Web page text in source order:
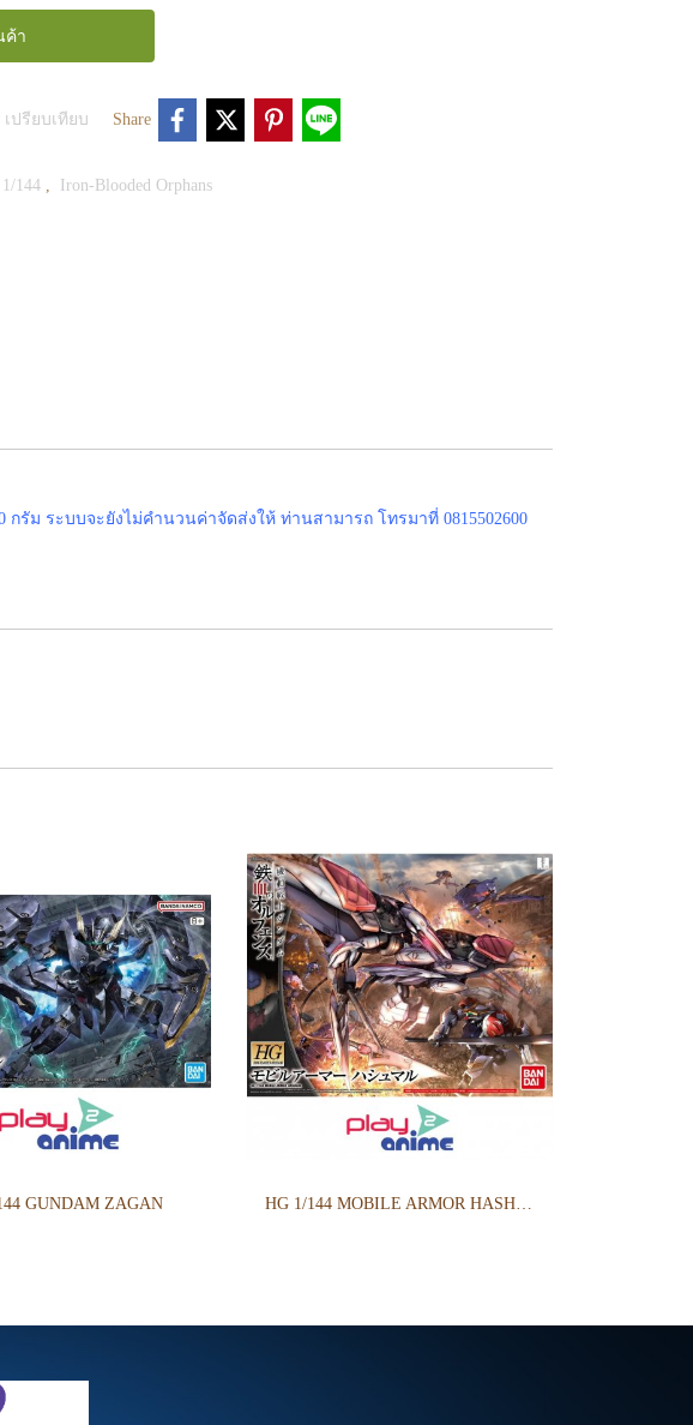
ค้า
เปรียบเทียบ Share
144 Iron-Blooded Orphans
ม ระบบจะยังไม่คำนวนค่าจัดส่งให้ ท่านสามารถ โทรมาที่ 0815502600
GUNDAM ZAGAN HG 1/144 MOBILE ARMOR HASHMAL